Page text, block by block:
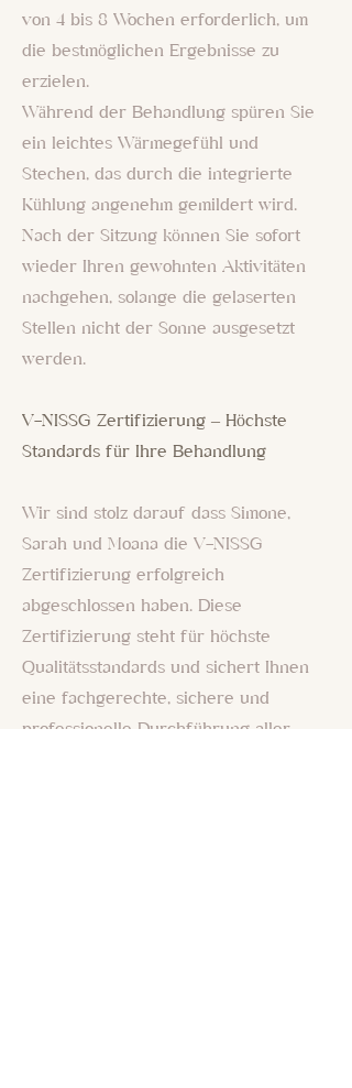
von 4 bis 8 Wochen erforderlich, um
die bestmöglichen Ergebnisse zu
erzielen.
Während der Behandlung spüren Sie
ein leichtes Wärmegefühl und
Stechen, das durch die integrierte
Kühlung angenehm gemildert wird.
Nach der Sitzung können Sie sofort
wieder Ihren gewohnten Aktivitäten
nachgehen, solange die gelaserten
Stellen nicht der Sonne ausgesetzt
werden.
V-NISSG Zertifizierung – Höchste
Standards für Ihre Behandlung
Wir sind stolz darauf dass Simone,
Sarah und Moana die V-NISSG
Zertifizierung erfolgreich
abgeschlossen haben. Diese
Zertifizierung steht für höchste
Qualitätsstandards und sichert Ihnen
eine fachgerechte, sichere und
professionelle Durchführung aller